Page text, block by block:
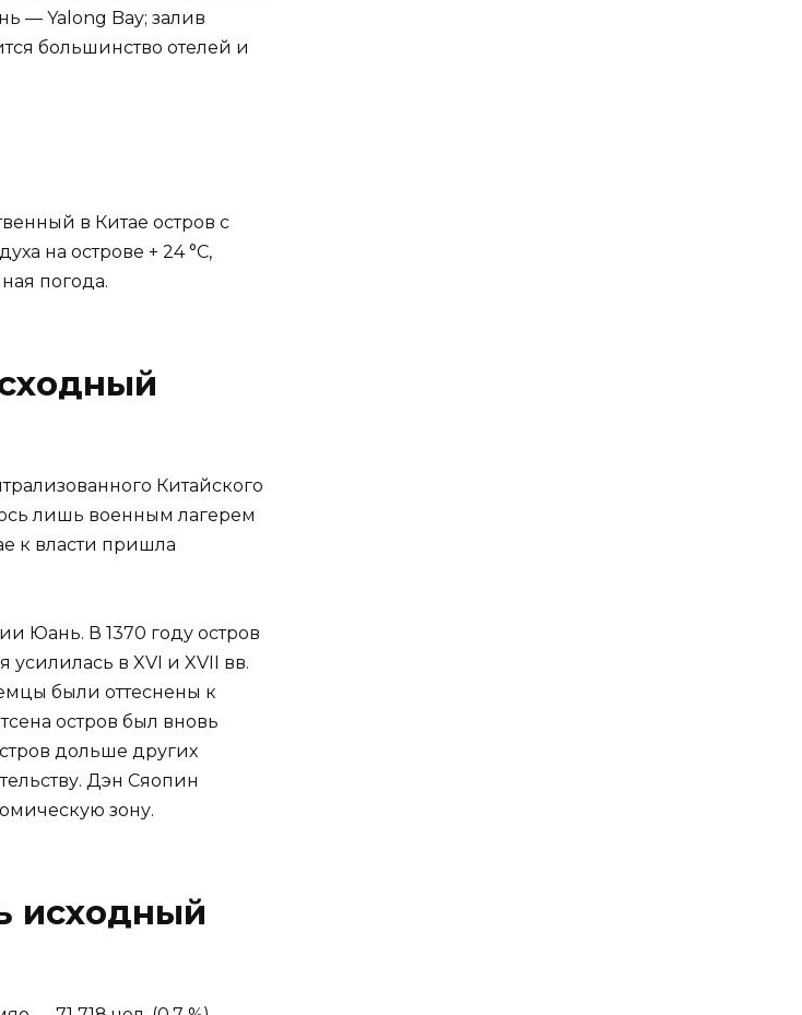
— Yalong Bay; залив
большинство отелей и
в Китае остров с
на острове + 24 °С,
погода.
Китайского
лишь военным лагерем
к власти пришла
Юань. В 1370 году остров
усилилась в XVI и XVII вв.
были оттеснены к
остров был вновь
дольше других
Дэн Сяопин
зону.
исходный